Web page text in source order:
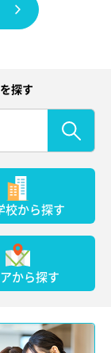
探す
校から探す
から探す